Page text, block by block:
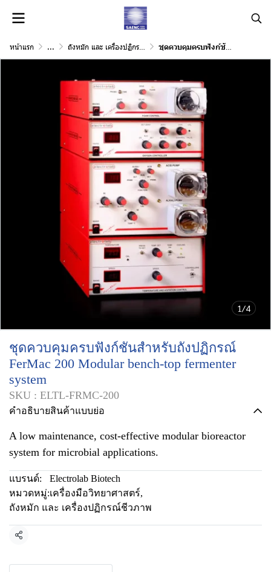
หน้าแรก ... ถังหมัก และ เครื่องปฏิกรณ์ชีวภาพ ชุดควบคุมครบฟังก์ชันสำหรับถังปฏิกรณ์ FerMac 200 Modular bench-top fermenter system
1/4
ชุดควบคุมครบฟังก์ชันสำหรับถังปฏิกรณ์
FerMac 200 Modular bench-top fermenter
system
SKU : ELTL-FRMC-200
คำอธิบายสินค้าแบบย่อ
A low maintenance, cost-effective modular bioreactor
system for microbial applications.
แบรนด์:
Electrolab Biotech
หมวดหมู่:เครื่องมือวิทยาศาสตร์,
ถังหมัก และ เครื่องปฏิกรณ์ชีวภาพ
แชร์